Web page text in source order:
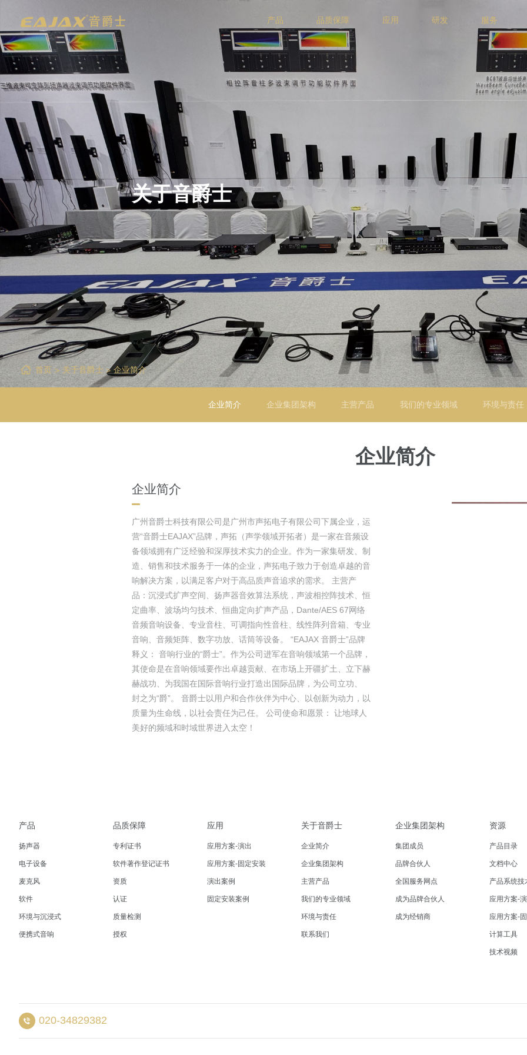
产品 品质保障 应用 研发 服务
关于音爵士
首页 关于音爵士 企业简介
企业简介 企业集团架构 主营产品 我们的专业领域 环境与责任
企业简介
企业简介
广州音爵士科技有限公司是广州市声拓电子有限公司下属企业，运
营“音爵士EAJAX”品牌，声拓（声学领域开拓者）是一家在音频设
备领域拥有广泛经验和深厚技术实力的企业。作为一家集研发、制
造、销售和技术服务于一体的企业，声拓电子致力于创造卓越的音
响解决方案，以满足客户对于高品质声音追求的需求。 主营产
品：沉浸式扩声空间、扬声器音效算法系统，声波相控阵技术、恒
定曲率、波场均匀技术、恒曲定向扩声产品，Dante/AES 67网络
音频音响设备、专业音柱、可调指向性音柱、线性阵列音箱、专业
音响、音频矩阵、数字功放、话筒等设备。 “EAJAX 音爵士”品牌
释义： 音响行业的“爵士”。作为公司进军在音响领域第一个品牌，
其使命是在音响领域要作出卓越贡献、在市场上开疆扩土、立下赫
赫战功、为我国在国际音响行业打造出国际品牌，为公司立功、
封之为“爵”。 音爵士以用户和合作伙伴为中心、以创新为动力，以
质量为生命线，以社会责任为己任。 公司使命和愿景： 让地球人
美好的频域和时域世界进入太空！
产品
扬声器
电子设备
麦克风
软件
环境与沉浸式
便携式音响
品质保障
专利证书
软件著作登记证书
资质
认证
质量检测
授权
应用
应用方案-演出
应用方案-固定安装
演出案例
固定安装案例
关于音爵士
企业简介
企业集团架构
主营产品
我们的专业领域
环境与责任
联系我们
企业集团架构
集团成员
品牌合伙人
全国服务网点
成为品牌合伙人
成为经销商
资源
产品目录
文档中心
产品系统技
应用方案-
应用方案-
计算工具
技术视频
020-34829382